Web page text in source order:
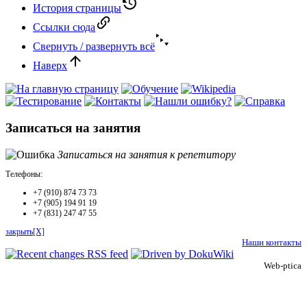
История страницы
Ссылки сюда
Свернуть / развернуть всё
Наверх
Записаться на занятия
Записаться на занятия к репетитору
Телефоны:
+7 (910) 874 73 73
+7 (905) 194 91 19
+7 (831) 247 47 55
закрыть[X]
Наши контакты
Web-ptica